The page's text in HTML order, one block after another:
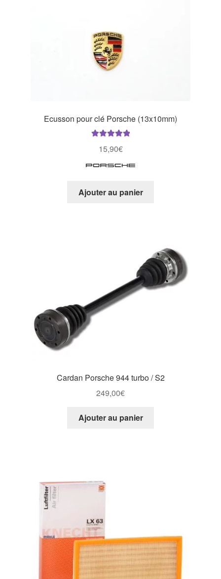
Ecusson pour clé Porsche (13x10mm)
5
15,90€
Ajouter au panier
Cardan Porsche 944 turbo / S2
249,00€
Ajouter au panier